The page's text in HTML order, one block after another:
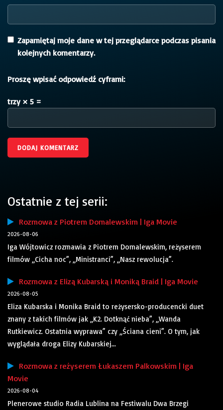
Zapamiętaj moje dane w tej przeglądarce podczas pisania
kolejnych komentarzy.
Proszę wpisać odpowiedź cyframi:
trzy × 5 =
Ostatnie z tej serii:
Rozmowa z Piotrem Domalewskim | Iga Movie
2026-08-06
Iga Wójtowicz rozmawia z Piotrem Domalewskim, reżyserem
filmów „Cicha noc”, „Ministranci”, „Nasz rewolucja”.
Rozmowa z Elizą Kubarską i Moniką Braid | Iga Movie
2026-08-05
Eliza Kubarska i Monika Braid to reżysersko-producencki duet
znany z takich filmów jak „K2. Dotknąć nieba”, „Wanda
Rutkiewicz. Ostatnia wyprawa” czy „Ściana cieni”. O tym, jak
wyglądała droga Elizy Kubarskiej...
Rozmowa z reżyserem Łukaszem Palkowskim | Iga
Movie
2026-08-04
Plenerowe studio Radia Lublina na Festiwalu Dwa Brzegi